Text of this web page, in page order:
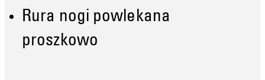
Rura nogi powlekana
proszkowo